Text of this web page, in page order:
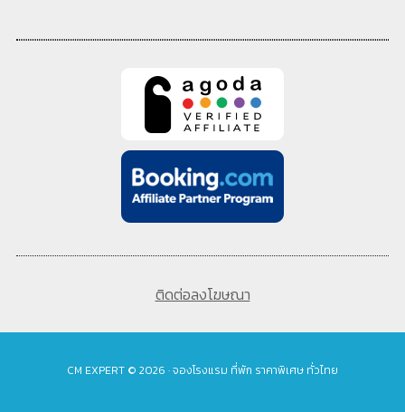
ติดต่อลงโฆษณา
CM EXPERT © 2026 · จองโรงแรม ที่พัก ราคาพิเศษ ทั่วไทย